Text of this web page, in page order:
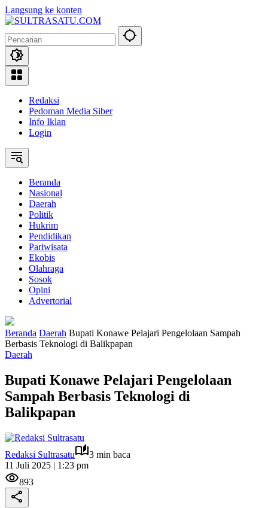
Langsung ke konten
Redaksi
Pedoman Media Siber
Info Iklan
Login
Beranda
Nasional
Daerah
Politik
Hukrim
Pendidikan
Pariwisata
Ekobis
Olahraga
Sosok
Opini
Advertorial
Beranda Daerah Bupati Konawe Pelajari Pengelolaan Sampah
Berbasis Teknologi di Balikpapan
Daerah
Bupati Konawe Pelajari Pengelolaan
Sampah Berbasis Teknologi di
Balikpapan
Redaksi Sultrasatu
3 min baca
11 Juli 2025 | 1:23 pm
893